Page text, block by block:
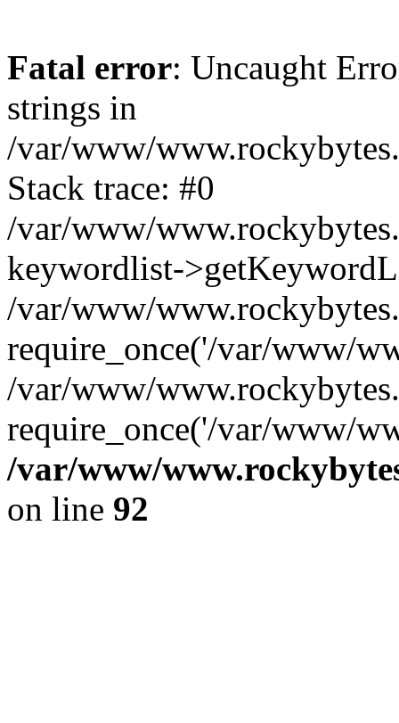
Fatal error: Uncaught
strings in
/var/www/
Stack trace: #0
/var/www/
keywordlist-
/var/www/
require_once('/var/www/
/var/www/
require_once('/var/www/
/var/www/
on line 92